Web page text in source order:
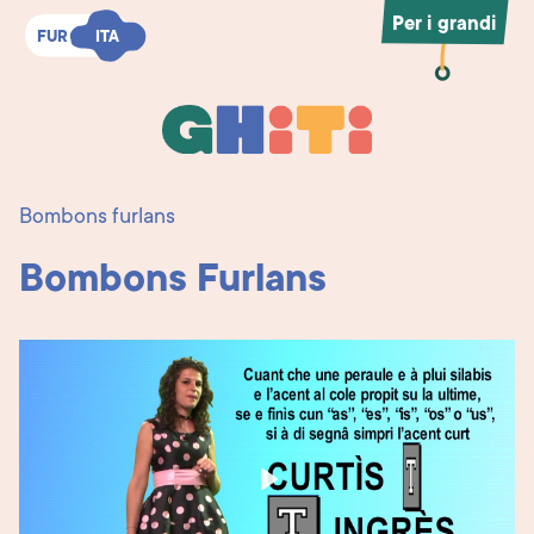
FUR ITA
FUR ITA
Ghiti
Per i grandi
Bombons furlans
Bombons Furlans
Play